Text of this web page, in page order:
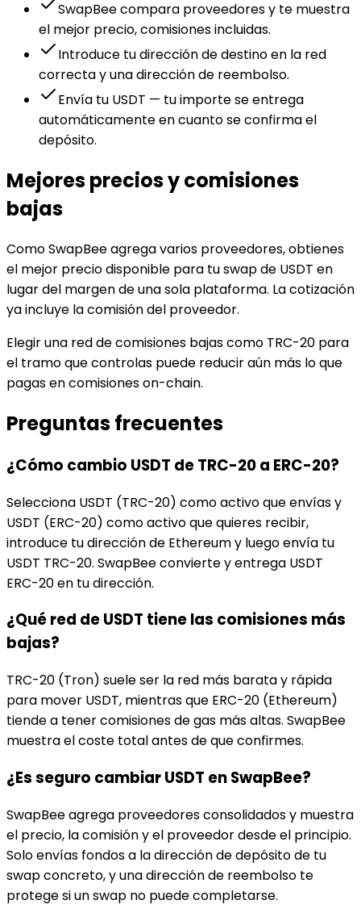
SwapBee compara proveedores y te muestra
el mejor precio, comisiones incluidas.
Introduce tu dirección de destino en la red
correcta y una dirección de reembolso.
Envía tu USDT — tu importe se entrega
automáticamente en cuanto se confirma el
depósito.
Mejores precios y comisiones
bajas
Como SwapBee agrega varios proveedores, obtienes
el mejor precio disponible para tu swap de USDT en
lugar del margen de una sola plataforma. La cotización
ya incluye la comisión del proveedor.
Elegir una red de comisiones bajas como TRC-20 para
el tramo que controlas puede reducir aún más lo que
pagas en comisiones on-chain.
Preguntas frecuentes
¿Cómo cambio USDT de TRC-20 a ERC-20?
Selecciona USDT (TRC-20) como activo que envías y
USDT (ERC-20) como activo que quieres recibir,
introduce tu dirección de Ethereum y luego envía tu
USDT TRC-20. SwapBee convierte y entrega USDT
ERC-20 en tu dirección.
¿Qué red de USDT tiene las comisiones más
bajas?
TRC-20 (Tron) suele ser la red más barata y rápida
para mover USDT, mientras que ERC-20 (Ethereum)
tiende a tener comisiones de gas más altas. SwapBee
muestra el coste total antes de que confirmes.
¿Es seguro cambiar USDT en SwapBee?
SwapBee agrega proveedores consolidados y muestra
el precio, la comisión y el proveedor desde el principio.
Solo envías fondos a la dirección de depósito de tu
swap concreto, y una dirección de reembolso te
protege si un swap no puede completarse.